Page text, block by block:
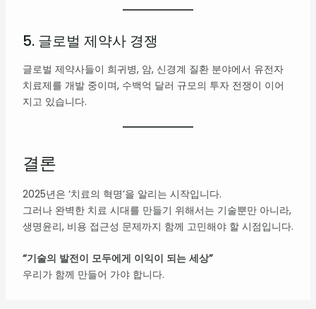
5. 글로벌 제약사 경쟁
글로벌 제약사들이 희귀병, 암, 신경계 질환 분야에서 유전자
치료제를 개발 중이며, 수백억 달러 규모의 투자 전쟁이 이어
지고 있습니다.
결론
2025년은 ‘치료의 혁명’을 알리는 시작입니다.
그러나 완벽한 치료 시대를 만들기 위해서는 기술뿐만 아니라,
생명윤리, 비용 접근성 문제까지 함께 고민해야 할 시점입니다.
“기술의 발전이 모두에게 이익이 되는 세상”
우리가 함께 만들어 가야 합니다.